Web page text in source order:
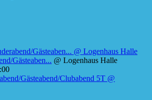
Gästeaben... @ Logenhaus Halle
Gästeaben... @ Logenhaus Halle